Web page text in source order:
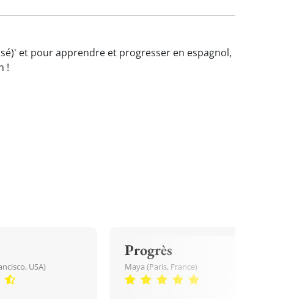
et pour apprendre et progresser en espagnol,
!
USA)
Progrès
Maya (Paris, France)